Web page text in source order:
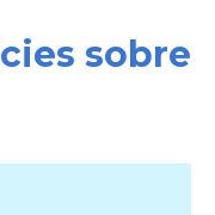
sobre